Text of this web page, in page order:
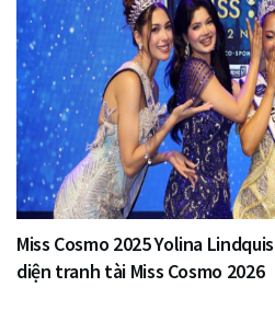
Miss Cosmo 2025 Yolina
diện tranh tài Miss Cosmo 2026